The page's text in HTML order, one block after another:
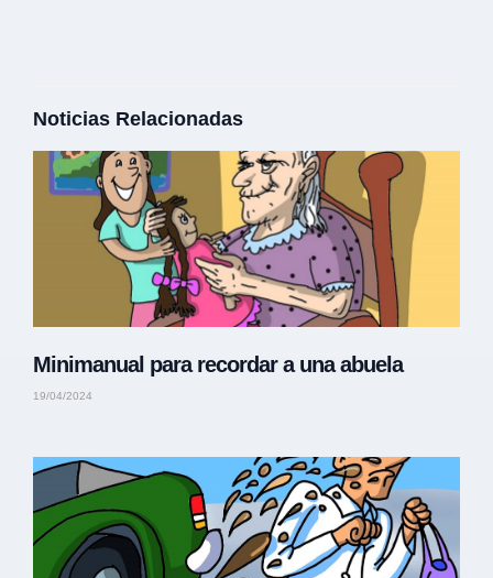
Noticias Relacionadas
Minimanual para recordar a una abuela
19/04/2024